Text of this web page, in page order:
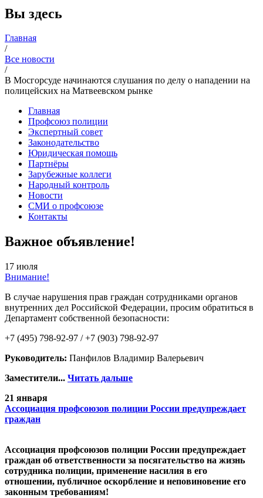
Вы здесь
Главная
/
Все новости
/
В Мосгорсуде начинаются слушания по делу о нападении на
полицейских на Матвеевском рынке
Главная
Профсоюз полиции
Экспертный совет
Законодательство
Юридическая помощь
Партнёры
Зарубежные коллеги
Народный контроль
Новости
СМИ о профсоюзе
Контакты
Важное объявление!
17 июля
Внимание!
В случае нарушения прав граждан сотрудниками органов
внутренних дел Российской Федерации, просим обратиться в
Департамент собственной безопасности:
+7 (495) 798-92-97 / +7 (903) 798-92-97
Руководитель: Панфилов Владимир Валерьевич
Заместители... Читать дальше
21 января
Ассоциация профсоюзов полиции России предупреждает
граждан
Ассоциация профсоюзов полиции России предупреждает
граждан об ответственности за посягательство на жизнь
сотрудника полиции, применение насилия в его
отношении, публичное оскорбление и неповиновение его
законным требованиям!